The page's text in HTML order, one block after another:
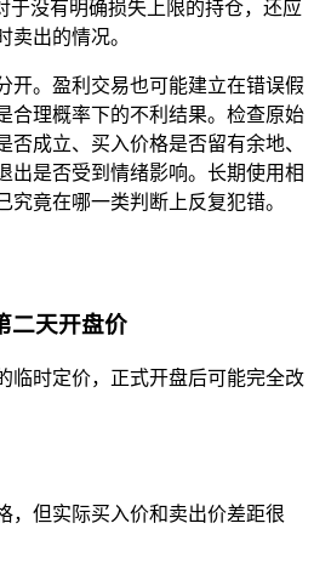
于没有明确损失上限的持仓，还应
卖出的情况。
开。盈利交易也可能建立在错误假
合理概率下的不利结果。检查原始
否成立、买入价格是否留有余地、
出是否受到情绪影响。长期使用相
究竟在哪一类判断上反复犯错。
二天开盘价
临时定价，正式开盘后可能完全改
，但实际买入价和卖出价差距很